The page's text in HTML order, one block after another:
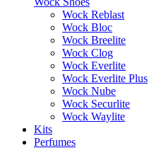
Wock Reblast
Wock Bloc
Wock Breelite
Wock Clog
Wock Everlite
Wock Everlite Plus
Wock Nube
Wock Securlite
Wock Waylite
Kits
Perfumes